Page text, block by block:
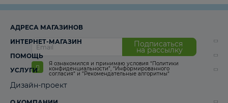
Подписаться
на рассылку
Я ознакомился и принимаю условия “Политики
конфиденциальности”, “Информированного
согласия“ и “Рекомендательные алгоритмы“
АДРЕСА МАГАЗИНОВ
ИНТЕРНЕТ-МАГАЗИН
ПОМОЩЬ
УСЛУГИ
Дизайн-проект